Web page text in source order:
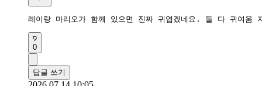
레이랑 마리오가 함께 있으면 진짜 귀엽겠네요. 둘 다 귀여
0
답글 쓰기